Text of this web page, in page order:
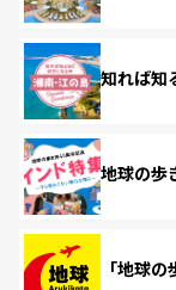
知れば知
地球の歩
「地球